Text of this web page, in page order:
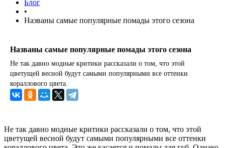
Блог
•
Названы самые популярные помады этого сезона
Названы самые популярные помады этого сезона
Не так давно модные критики рассказали о том, что этой
цветущей весной будут самыми популярными все оттенки
кораллового цвета.
Не так давно модные критики рассказали о том, что этой
цветущей весной будут самыми популярными все оттенки